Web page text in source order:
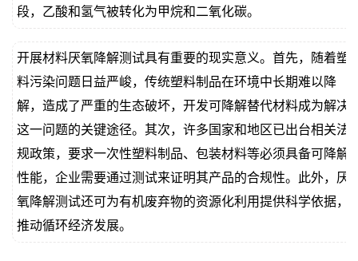
段，乙酸和氢气被转化为甲烷和二氧化碳。
开展材料厌氧降解测试具有重要的现实意义。首先，随着塑
料污染问题日益严峻，传统塑料制品在环境中长期难以降
解，造成了严重的生态破坏，开发可降解替代材料成为解决
这一问题的关键途径。其次，许多国家和地区已出台相关法
规政策，要求一次性塑料制品、包装材料等必须具备可降解
性能，企业需要通过测试来证明其产品的合规性。此外，厌
氧降解测试还可为有机废弃物的资源化利用提供科学依据，
推动循环经济发展。